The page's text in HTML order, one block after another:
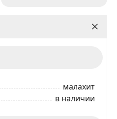
малахит
в наличии